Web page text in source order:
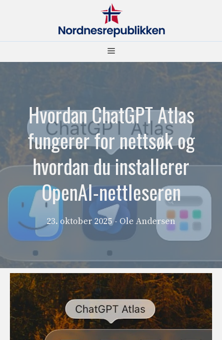
Meny
Hvordan ChatGPT Atlas
fungerer for nettsøk og
hvordan du installerer
OpenAI-nettleseren
23. oktober 2025 - Ole Andersen